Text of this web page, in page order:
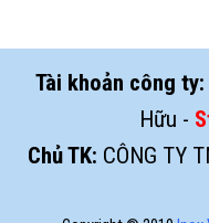
Tài khoản công ty:
Hữu -
Chủ TK: CÔNG TY